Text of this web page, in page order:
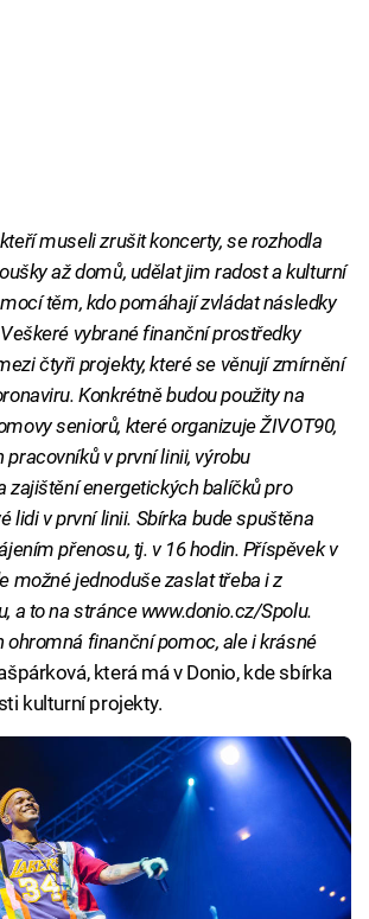
museli zrušit koncerty, se rozhodla
až domů, udělat jim radost a kulturní
těm, kdo pomáhají zvládat následky
vybrané finanční prostředky
čtyři projekty, které se věnují zmírnění
Konkrétně budou použity na
seniorů, které organizuje ŽIVOT90,
v první linii, výrobu
zajištění energetických balíčků pro
lidi v první linii. Sbírka bude spuštěna
přenosu, tj. v 16 hodin. Příspěvek v
možné jednoduše zaslat třeba i z
a to na stránce www.donio.cz/Spolu.
ohromná finanční pomoc, ale i krásné
která má v Donio, kde sbírka
kulturní projekty.